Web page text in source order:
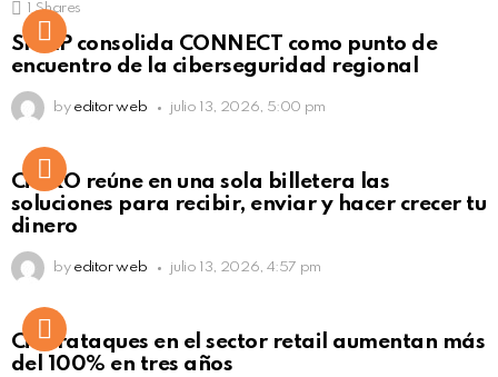
Click to view this post
Shares
SISAP consolida CONNECT como punto de
encuentro de la ciberseguridad regional
by editor web julio 13, 2026, 5:00 pm
Not Safe For Work
Click to view this post
CiNKO reúne en una sola billetera las
soluciones para recibir, enviar y hacer crecer tu
dinero
by editor web julio 13, 2026, 4:57 pm
Ciberataques en el sector retail aumentan más
del 100% en tres años